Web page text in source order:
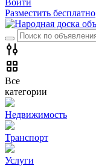
Войти
Разместить бесплатно
Все
категории
Недвижимость
Транспорт
Услуги